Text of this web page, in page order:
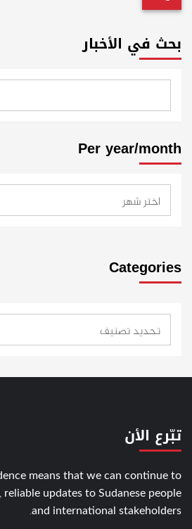
بحث في الأخبار
Per year/month
Categories
تبّرع الأن
means that we can continue to
updates to Sudanese people
and international stakeholders.